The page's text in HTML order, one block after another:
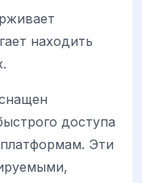
находить
доступа
Эти